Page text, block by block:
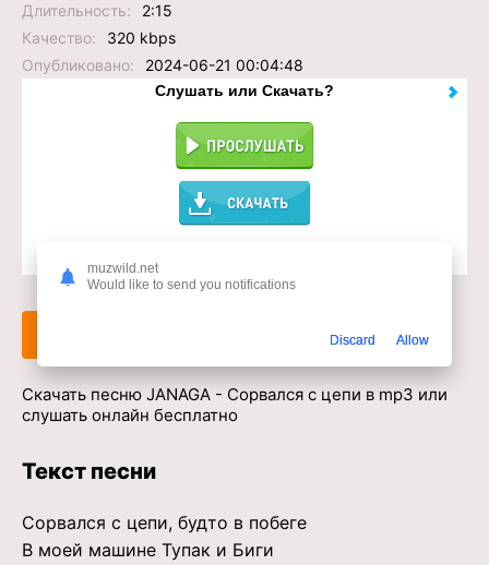
Длительность:
2:15
Качество:
320 kbps
Опубликовано:
2024-06-21 00:04:48
Слушать или Скачать?
Доступ к музыкальному сервису
Скачать
Скачать песню JANAGA - Сорвался с цепи в mp3 или
слушать онлайн бесплатно
Текст песни
Сорвался с цепи, будто в побеге
В моей машине Тупак и Биги
muzwild.net
Would like to send you notifications
Discard Allow